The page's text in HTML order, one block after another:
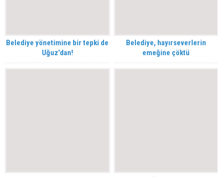
Belediye yönetimine bir tepki de
Uğuz’dan!
Belediye, hayırseverlerin
emeğine çöktü